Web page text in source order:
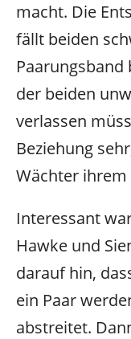
macht. Die
fällt beiden
der beiden
verlassen
Beziehung
Wächter ihrem
Interessant
Hawke und
darauf hin,
ein Paar
abstreitet.